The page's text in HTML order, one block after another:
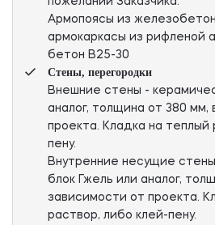
Армопоясы из
армокаркасы из рифленой
бетон В25-30
Стены, перегородки
Внешние стены -
аналог, толщина от 380 мм,
проекта. Кладка на теплый
пену.
Внутренние несущие
блок Гжель или аналог,
зависимости от проекта.
раствор, либо клей-пену.